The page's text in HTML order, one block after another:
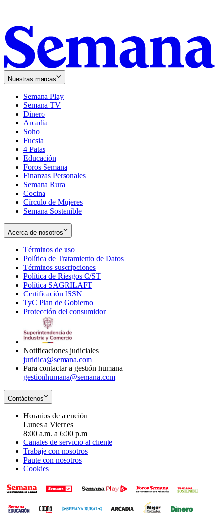
Nuestras marcas
Semana Play
Semana TV
Dinero
Arcadia
Soho
in
new
window
Fucsia
in
new
window
4 Patas
Educación
Foros Semana
Finanzas Personales
Semana Rural
Cocina
Círculo de Mujeres
Semana Sostenible
Acerca de nosotros
Términos de uso
in
new
window
Política de Tratamiento de Datos
Términos suscripciones
in
Política de Riesgos C/ST
Política SAGRILAFT
new
window
Certificación ISSN
in
new
TyC Plan de Gobierno
in
Protección del consumidorOpens
Notificaciones judiciales
juridica@semana.com
Para contactar a gestión humana
gestionhumana@semana.com
Contáctenos
Horarios de atención
Lunes a Viernes
8:00 a.m. a 6:00 p.m.
Canales de servicio al cliente
Trabaje con nosotros
Paute con nosotros
Cookies